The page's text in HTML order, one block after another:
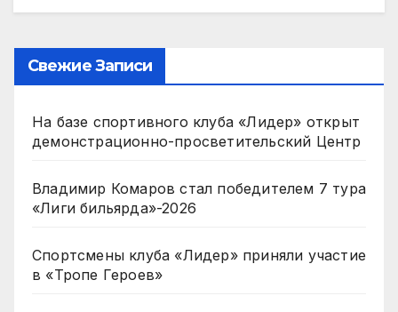
Свежие Записи
На базе спортивного клуба «Лидер» открыт
демонстрационно-просветительский Центр
Владимир Комаров стал победителем 7 тура
«Лиги бильярда»-2026
Спортсмены клуба «Лидер» приняли участие
в «Тропе Героев»